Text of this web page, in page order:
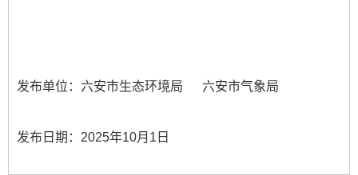
发布单位：六安市生态环境局 六安市气象局
发布日期：2025年10月1 日